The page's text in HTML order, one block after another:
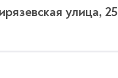
улица, 25